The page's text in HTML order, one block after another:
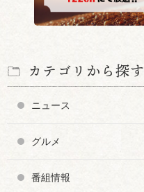
カテゴリから探す
ニュース
グルメ
番組情報